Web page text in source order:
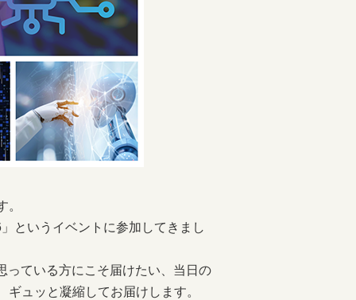
。
というイベントに参加してきまし
ている方にこそ届けたい、当日の
ュッと凝縮してお届けします。